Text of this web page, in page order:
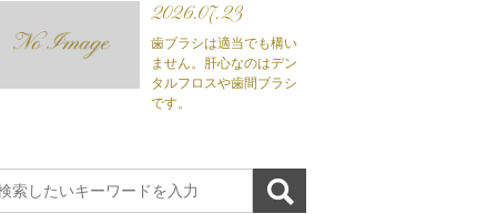
2026.07.23
歯ブラシは適当でも構い
ません。肝心なのはデン
タルフロスや歯間ブラシ
です。